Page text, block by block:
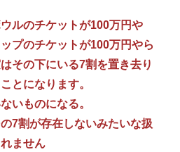
ルのチケットが100万円や
プのチケットが100万円やら
その下にいる7割を置き去り
とになります。
いものになる。
7割が存在しないみたいな扱
ません